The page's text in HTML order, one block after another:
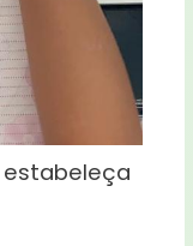
estabeleça